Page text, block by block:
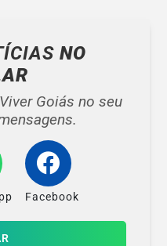
NO
Goiás no seu
Facebook